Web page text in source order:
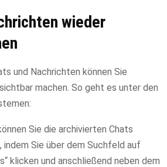
wieder
und Nachrichten können Sie
machen. So geht es unter den
Sie die archivierten Chats
Sie über dem Suchfeld auf
klicken und anschließend neben dem